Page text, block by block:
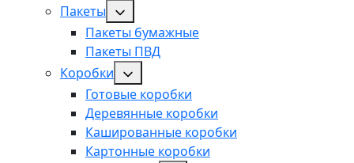
Пакеты
Пакеты бумажные
Пакеты ПВД
Коробки
Готовые коробки
Деревянные коробки
Кашированные коробки
Картонные коробки